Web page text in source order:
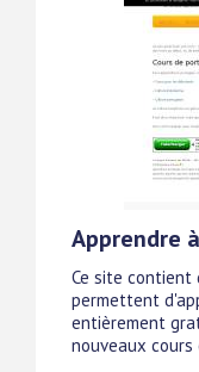
Apprendre
Ce site contient
permettent
entièrement
nouveaux